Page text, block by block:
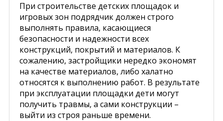
При строительстве детских площадок и
игровых зон подрядчик должен строго
выполнять правила, касающиеся
безопасности и надежности всех
конструкций, покрытий и материалов. К
сожалению, застройщики нередко экономят
на качестве материалов, либо халатно
относятся к выполнению работ. В результате
при эксплуатации площадки дети могут
получить травмы, а сами конструкции –
выйти из строя раньше времени.